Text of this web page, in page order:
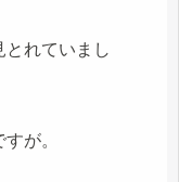
とれていまし
が。